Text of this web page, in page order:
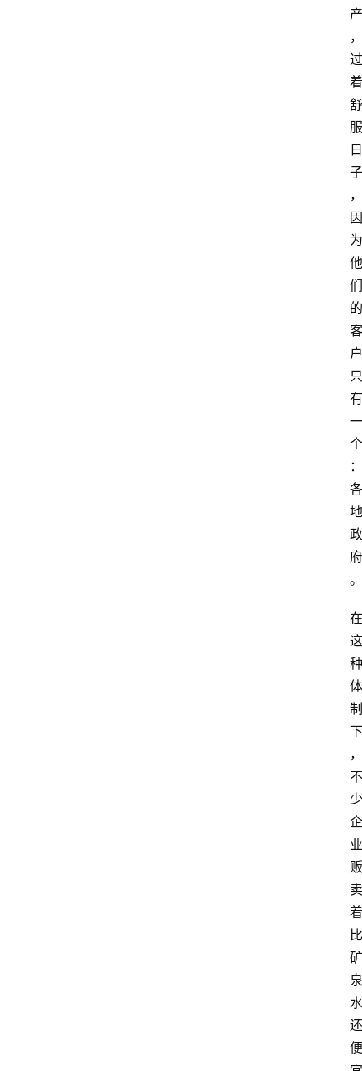
产
，
过
着
舒
服
日
子
，
因
为
他
们
的
客
户
只
有
一
个
：
各
地
政
府
。
在
这
种
体
制
下
，
不
少
企
业
贩
卖
着
比
矿
泉
水
还
便